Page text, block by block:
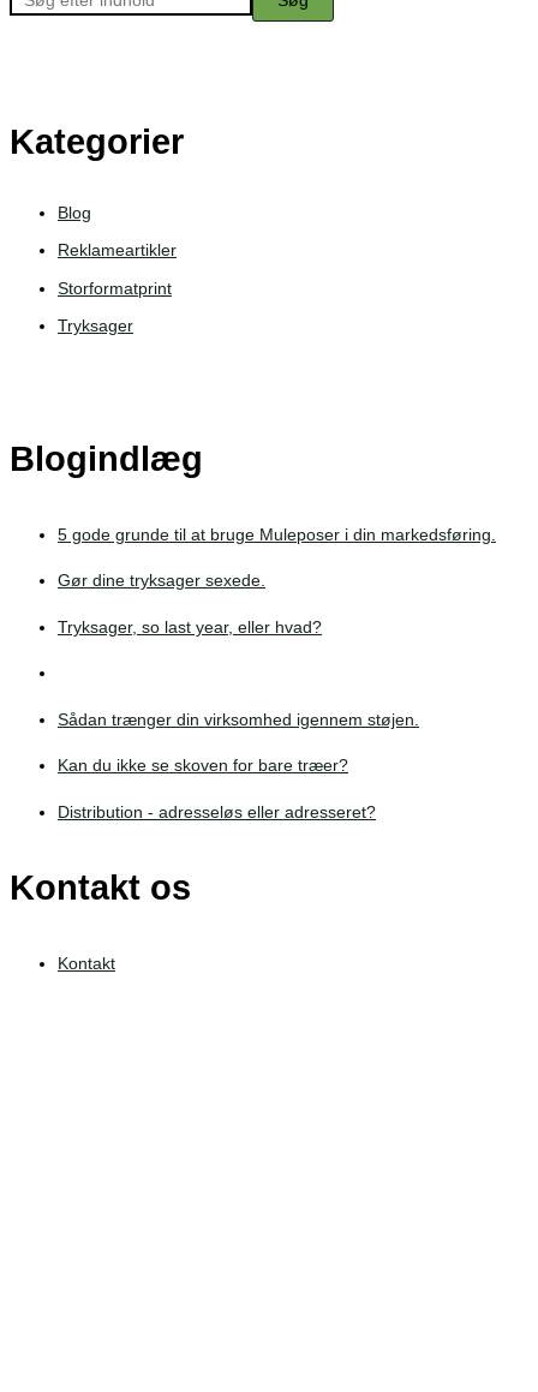
Kategorier
Blog
Reklameartikler
Storformatprint
Tryksager
Blogindlæg
5 gode grunde til at bruge Muleposer i din markedsføring.
Gør dine tryksager sexede.
Tryksager, so last year, eller hvad?
Sådan trænger din virksomhed igennem støjen.
Kan du ikke se skoven for bare træer?
Distribution - adresseløs eller adresseret?
Kontakt os
Kontakt